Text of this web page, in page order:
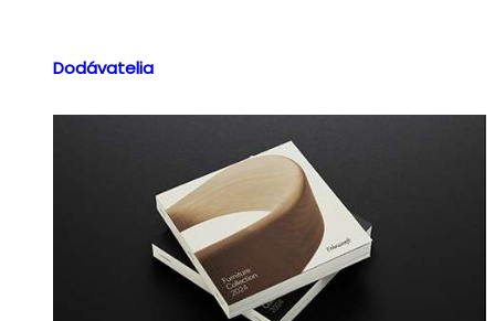
Dodávatelia